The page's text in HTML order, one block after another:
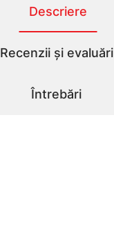
Descriere
Recenzii și evaluări
Întrebări